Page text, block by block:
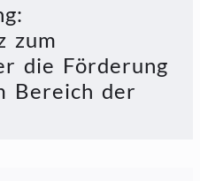
:
zum
die Förderung
Bereich der